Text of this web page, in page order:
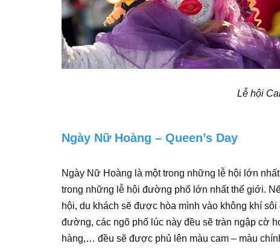
Lễ hội
Ngày Nữ Hoàng – Queen’s Day
Ngày Nữ Hoàng là một trong những lễ hội lớn
trong những lễ hội đường phố lớn nhất thế giới.
hội, du khách sẽ được hòa mình vào không khí
đường, các ngõ phố lúc này đều sẽ tràn ngập cờ
hàng,… đều sẽ được phủ lên màu cam – màu